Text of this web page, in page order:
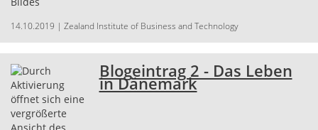
14.10.2019 | Zealand Institute of Business and Technology
Blogeintrag 2 - Das Leben
in Dänemark